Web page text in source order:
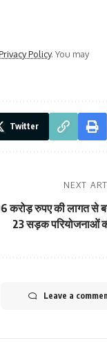
Policy. You may
Twitter
NEXT
करोड़ रुपए की लागत से
23 सड़क परियोजनाओं
Leave a